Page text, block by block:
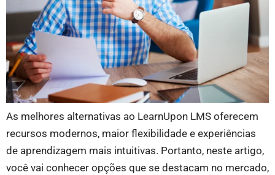
As melhores alternativas ao LearnUpon LMS oferecem
recursos modernos, maior flexibilidade e experiências
de aprendizagem mais intuitivas. Portanto, neste artigo,
você vai conhecer opções que se destacam no mercado,